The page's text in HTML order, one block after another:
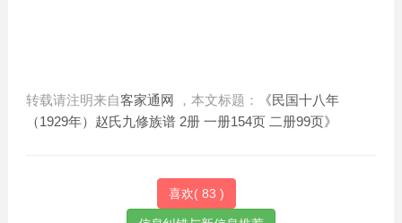
转载请注明来自客家通网 ，本文标题：
《民国十八年
（1929年）赵氏九修族谱 2册 一册154页 二册99页》
喜欢( 83 )